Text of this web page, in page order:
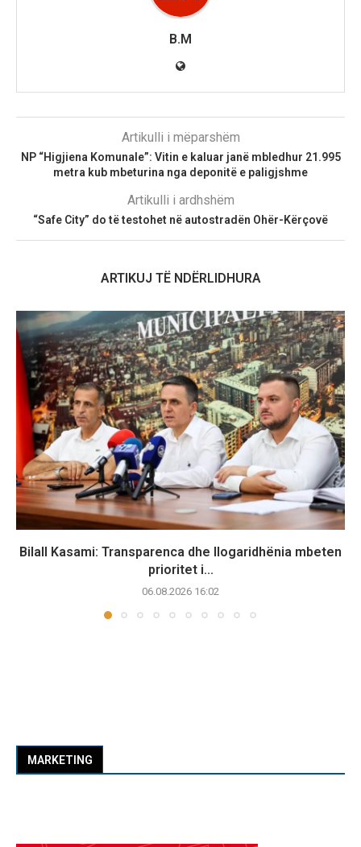
B.M
Artikulli i mëparshëm
NP “Higjiena Komunale”: Vitin e kaluar janë mbledhur 21.995
metra kub mbeturina nga deponitë e paligjshme
Artikulli i ardhshëm
“Safe City” do të testohet në autostradën Ohër-Kërçovë
ARTIKUJ TË NDËRLIDHURA
Bilall Kasami: Transparenca dhe llogaridhënia mbeten
prioritet i...
06.08.2026 16:02
MARKETING